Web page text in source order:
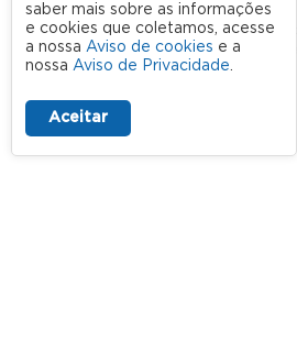
FGV 2023 © Todos os
Aviso de
Termos de uso
saber mais sobre as informações
e cookies que coletamos, acesse
a nossa Aviso de cookies e a
nossa Aviso de Privacidade.
Aceitar